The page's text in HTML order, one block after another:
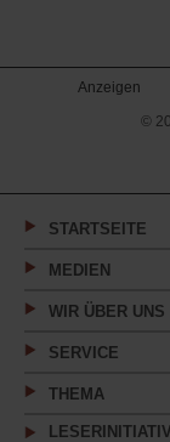
Anzeigen
©
STARTSEITE
MEDIEN
WIR ÜBER UNS
SERVICE
THEMA